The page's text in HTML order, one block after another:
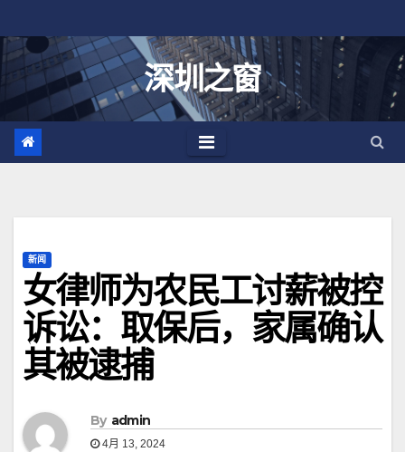
至
深圳之窗
新闻
女律师为农民工讨薪被控
诉讼：取保后，家属确认
其被逮捕
By admin
4月 13, 2024